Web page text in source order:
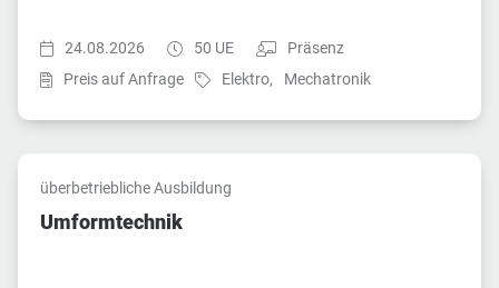
Startzeit:
24.08.2026 Dauer:
50 UE Teilnahmeart:
Präsenz
Preis auf Anfrage
Fach:
Elektro, Fach:
Mechatronik
überbetriebliche Ausbildung
Umformtechnik